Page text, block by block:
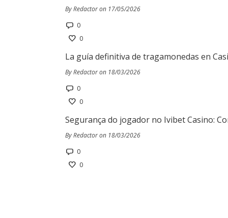
By Redactor on 17/05/2026
0
0
La guía definitiva de tragamonedas en
By Redactor on 18/03/2026
0
0
Segurança do jogador no Ivibet Casino:
By Redactor on 18/03/2026
0
0